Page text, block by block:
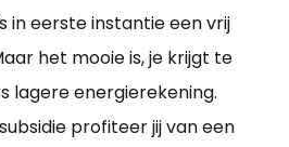
in eerste instantie een vrij
het mooie is, je krijgt te
lagere energierekening.
profiteer jij van een